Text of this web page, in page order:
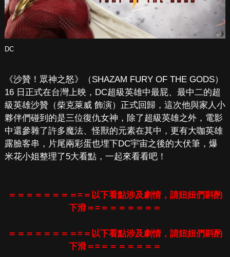
DC
《沙贊！眾神之怒》（SHAZAM FURY OF THE GODS）
16 日正式在台灣上映，DC超級英雄中最屁、最中二的超
級英雄沙贊（柴克萊威 飾演）正式回歸，這次他與家人小
夥伴們碰到的是三位復仇女神，除了超級英雄之外，電影
中還參雜了許多魔法、怪獸的元素在其中，更有大咖英雄
露臉客串，片尾兩彩蛋也埋下DC宇宙之後的大伏筆，爆
米花小姐整理了5大看點，一起來看看吧！
＝＝＝＝＝＝＝＝=＝以下看點涉及劇情，請妞妞們斟酌
下滑＝=＝＝＝＝＝＝＝
＝＝＝＝＝＝＝＝=＝以下看點涉及劇情，請妞妞們斟酌
下滑＝=＝＝＝＝＝＝＝